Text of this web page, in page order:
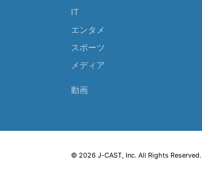
IT
エンタメ
スポーツ
メディア
動画
© 2026 J-CAST, Inc. All Rights Reserved.